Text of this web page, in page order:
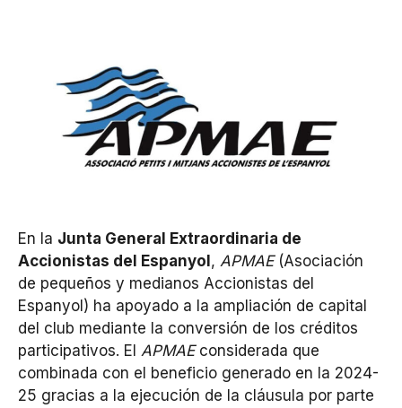
En la Junta General Extraordinaria de
Accionistas del Espanyol, APMAE(Asociación
de pequeños y medianos Accionistas del
Espanyol) ha apoyado a la ampliación de capital
del club mediante la conversión de los créditos
participativos. El APMAEconsiderada que
combinada con el beneficio generado en la 2024-
25 gracias a la ejecución de la cláusula por parte